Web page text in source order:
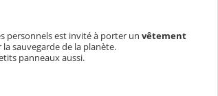
personnels est invité à porter un vêtement
sauvegarde de la planète.
panneaux aussi.